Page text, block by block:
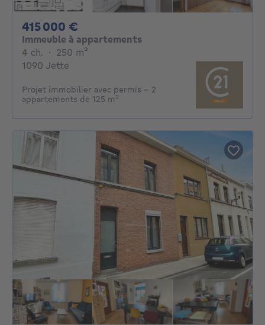
415 000 €
Immeuble à appartements
4 ch. 4 chambres
· 250 m²
1090 Jette
Projet immobilier avec permis – 2
appartements de 125 m²